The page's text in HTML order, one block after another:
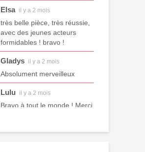
Elsa il y a 2 mois
très belle pièce, très réussie,
avec des jeunes acteurs
formidables ! bravo !
Gladys il y a 2 mois
Absolument merveilleux
Lulu il y a 2 mois
Bravo à tout le monde ! Merci